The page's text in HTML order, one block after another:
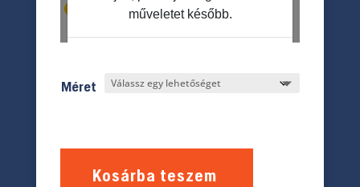
Méret
Kosárba teszem